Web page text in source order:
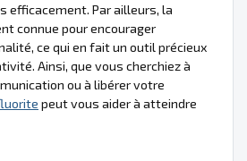
efficacement. Par ailleurs, la
connue pour encourager
ce qui en fait un outil précieux
Ainsi, que vous cherchiez à
ou à libérer votre
peut vous aider à atteindre